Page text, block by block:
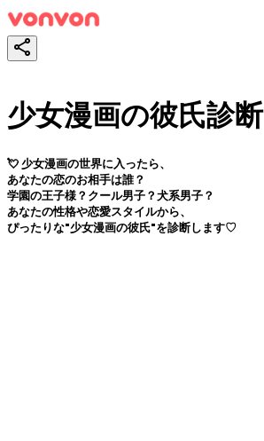
少女漫画の彼氏診断
💘 少女漫画の世界に入ったら、
あなたの恋のお相手は誰？
学園の王子様？クール男子？犬系男子？
あなたの性格や恋愛スタイルから、
ぴったりな"少女漫画の彼氏"を診断します♡